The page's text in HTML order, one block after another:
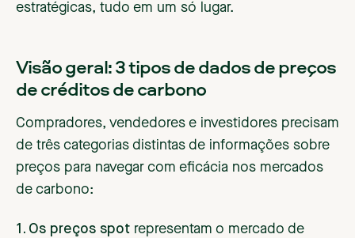
estratégicas, tudo em um só lugar.
Visão geral: 3 tipos de dados de preços
de créditos de carbono
Compradores, vendedores e investidores precisam
de três categorias distintas de informações sobre
preços para navegar com eficácia nos mercados
de carbono:
1. Os preços spot representam o mercado de